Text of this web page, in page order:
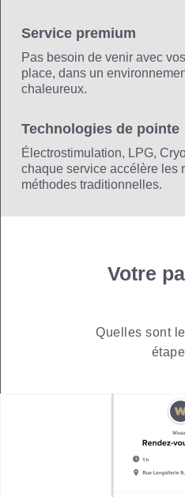
Service premium
Pas besoin de venir avec
place, dans un
chaleureux.
Technologies de pointe
Électrostimulation, LPG,
chaque service accélère les
méthodes traditionnelles.
Votre
Quelles sont